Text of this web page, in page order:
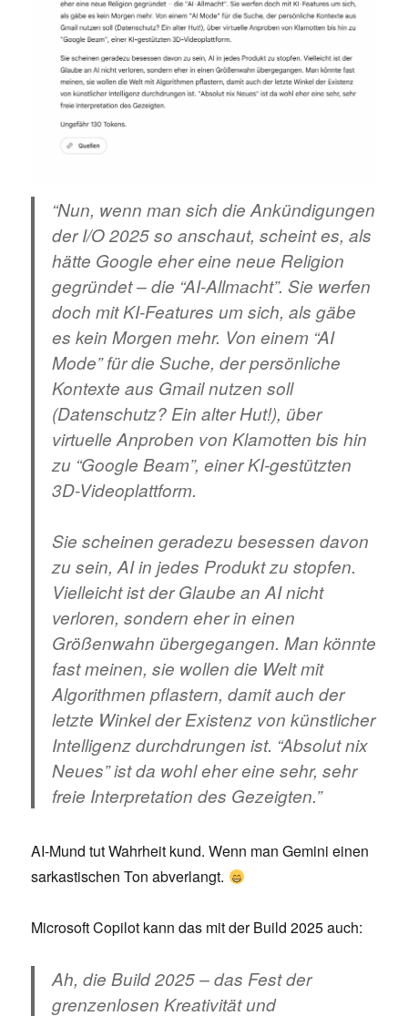
“Nun, wenn man sich die Ankündigungen
der I/O 2025 so anschaut, scheint es, als
hätte Google eher eine neue Religion
gegründet – die “AI-Allmacht”. Sie werfen
doch mit KI-Features um sich, als gäbe
es kein Morgen mehr. Von einem “AI
Mode” für die Suche, der persönliche
Kontexte aus Gmail nutzen soll
(Datenschutz? Ein alter Hut!), über
virtuelle Anproben von Klamotten bis hin
zu “Google Beam”, einer KI-gestützten
3D-Videoplattform.
Sie scheinen geradezu besessen davon
zu sein, AI in jedes Produkt zu stopfen.
Vielleicht ist der Glaube an AI nicht
verloren, sondern eher in einen
Größenwahn übergegangen. Man könnte
fast meinen, sie wollen die Welt mit
Algorithmen pflastern, damit auch der
letzte Winkel der Existenz von künstlicher
Intelligenz durchdrungen ist. “Absolut nix
Neues” ist da wohl eher eine sehr, sehr
freie Interpretation des Gezeigten.”
AI-Mund tut Wahrheit kund. Wenn man Gemini einen
sarkastischen Ton abverlangt.
Microsoft Copilot kann das mit der Build 2025 auch:
Ah, die Build 2025 – das Fest der
grenzenlosen Kreativität und